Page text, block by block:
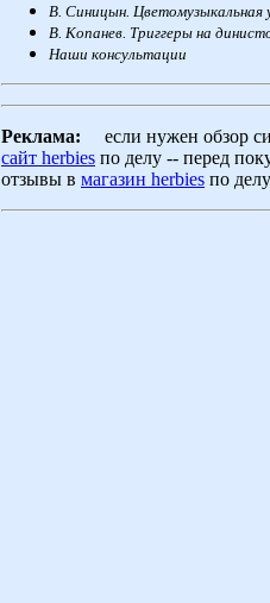
В. Синицын. Цветомузыкальная
В. Копанев. Триггеры на
Наши консультации
Реклама: если нужен обзор
сайт herbies по делу -- перед
отзывы в магазин herbies по делу